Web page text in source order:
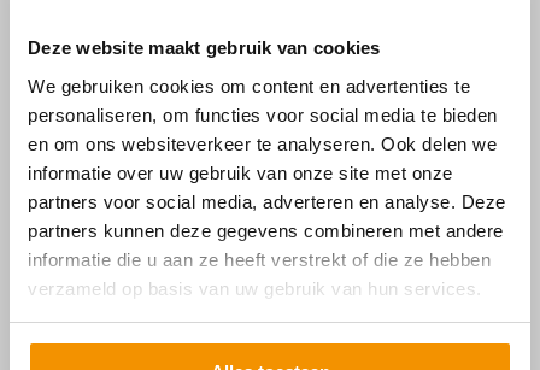
Deze website maakt gebruik van cookies
We gebruiken cookies om content en advertenties te
personaliseren, om functies voor social media te bieden
en om ons websiteverkeer te analyseren. Ook delen we
informatie over uw gebruik van onze site met onze
partners voor social media, adverteren en analyse. Deze
partners kunnen deze gegevens combineren met andere
informatie die u aan ze heeft verstrekt of die ze hebben
verzameld op basis van uw gebruik van hun services.
GPS STOK VERLENG STUK 30 CM